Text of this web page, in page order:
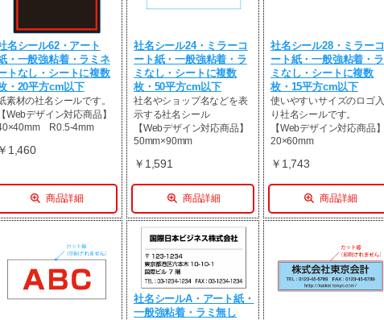
名シール62・アート
・一般強粘着・ラミネ
トなし・シートに複数
・20平方cm以下
素材の社名シールです。
【Webデザイン対応商品】
R0.5-4mm
￥1,460
商品詳細
社名シール24・ミラーコ
ート紙・一般強粘着・ラ
ミなし・シートに複数
枚・50平方cm以下
社名やショップ名などを表
示する社名シール
【Webデザイン対応商品】
50mm×90mm
￥1,591
商品詳細
社名シール28・ミラーコ
ート紙・一般強粘着・ラ
ミなし・シートに複数
枚・15平方cm以下
使いやすいサイズのロゴ入
り社名シールです。
【Webデザイン対応商品】
20×60mm
￥1,743
商品詳細
社名シールA・アート紙・
一般強粘着・ラミ無し